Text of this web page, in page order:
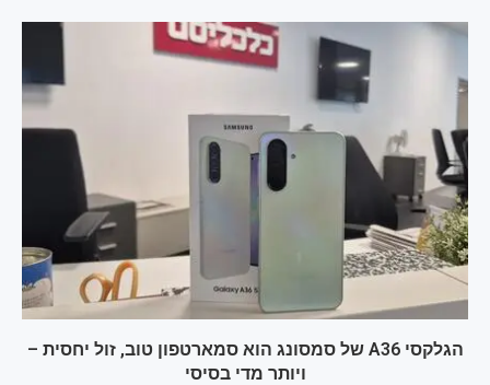
הגלקסי A36 של סמסונג הוא סמארטפון טוב, זול יחסית –
ויותר מדי בסיסי